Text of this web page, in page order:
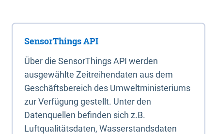
SensorThings API
Über die SensorThings API werden
ausgewählte Zeitreihendaten aus dem
Geschäftsbereich des Umweltministeriums
zur Verfügung gestellt. Unter den
Datenquellen befinden sich z.B.
Luftqualitätsdaten, Wasserstandsdaten